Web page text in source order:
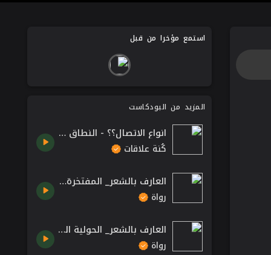
استمع مؤخرا من قبل
المزيد من البودكاست
انواع الاتصال؟؟ - النطاق ليس تخصص
كُنة علاقات
العارف بالشعر_ المفتخرة بهودج سيدتها.
رواة
العارف بالشعر_ الحولية الكبرى.
رواة